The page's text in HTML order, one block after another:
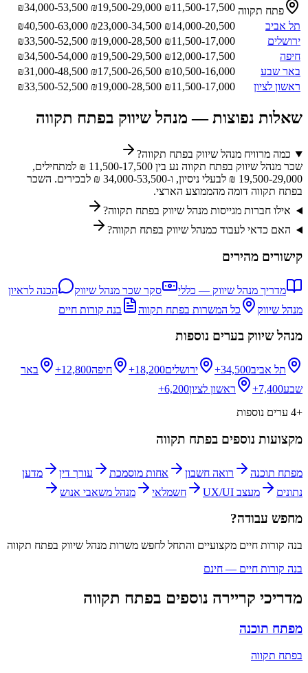
פתח תקווה
₪11,500-17,500
₪19,500-29,000
₪34,000-53,500
תל אביב
₪14,000-20,500
₪23,000-34,500
₪40,500-63,000
ירושלים
₪11,500-17,000
₪19,000-28,500
₪33,500-52,500
חיפה
₪12,000-17,500
₪19,500-29,500
₪34,500-54,000
באר שבע
₪10,500-16,000
₪17,500-26,500
₪31,000-48,500
ראשון לציון
₪11,500-17,000
₪19,000-28,500
₪33,500-52,500
שאלות נפוצות — מנהל שיווק בפתח תקווה
כמה מרוויח מנהל שיווק בפתח תקווה?
שכר מנהל שיווק בפתח תקווה נע בין 11,500-17,500 ₪ למתחילים,
19,500-29,000 ₪ לבעלי ניסיון, ו-34,000-53,500 ₪ לבכירים. השכר
בפתח תקווה דומה מהממוצע הארצי.
אילו חברות מגייסות מנהל שיווק בפתח תקווה?
האם כדאי לעבוד כמנהל שיווק בפתח תקווה?
קישורים מהירים
מדריך מנהל שיווק — כללי סקר שכר מנהל שיווק
הכנה לראיון
מנהל שיווק
כל המשרות בפתח תקווה בנה קורות חיים
מנהל שיווק בערים נוספות
תל אביב34,500+ ירושלים18,200+ חיפה12,800+
באר
שבע7,400+ ראשון לציון6,200+
+
4 ערים נוספות
מקצועות נוספים בפתח תקווה
מפתח תוכנה רואה חשבון אחות מוסמכת עורך דין
מדען
נתונים
מעצב UX/UI חשמלאי מנהל משאבי אנוש
מחפש עבודה?
בנה קורות חיים מקצועיים והתחל לחפש משרות מנהל שיווק בפתח תקווה
בנה קורות חיים — חינם
מדריכי קריירה נוספים בפתח תקווה
מפתח תוכנה
בפתח תקווה